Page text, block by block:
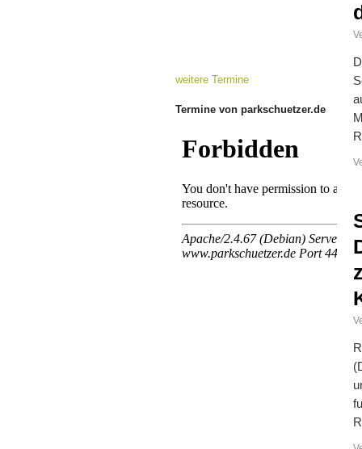
weitere Termine
Termine von parkschuetzer.de